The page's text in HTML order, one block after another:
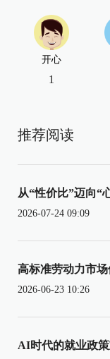
开心
1
推荐阅读
从“性价比”迈向“
2026-07-24 09:09
高标准劳动力市
2026-06-23 10:26
AI时代的就业政